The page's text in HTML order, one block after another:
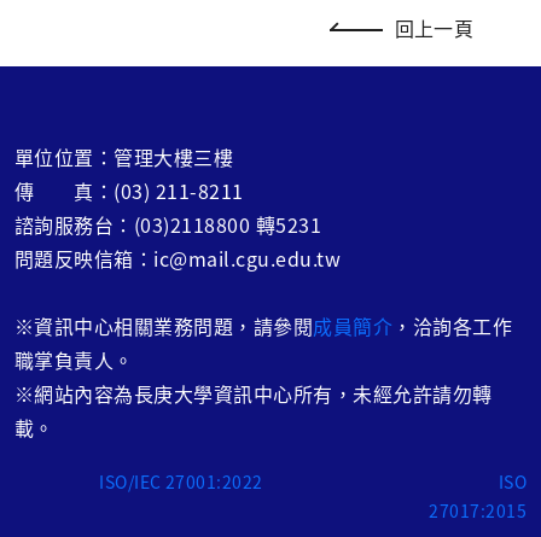
回上一頁
單位位置：管理大樓三樓
傳 真：(03) 211-8211
諮詢服務台：(03)2118800 轉5231
問題反映信箱：ic@mail.cgu.edu.tw
※資訊中心相關業務問題，請參閱成員簡介 ，洽詢各工作
職掌負責人。
※網站內容為長庚大學資訊中心所有，未經允許請勿轉
載。
ISO/IEC 27001:2022
ISO
27017:2015